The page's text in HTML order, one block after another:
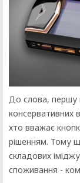
До слова, першу
консервативних
хто вважає
рішенням. Тому
складових
споживання -